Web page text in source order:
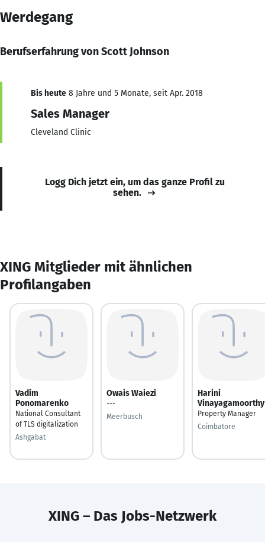
Werdegang
Berufserfahrung von Scott Johnson
Bis heute 8 Jahre und 5 Monate, seit Apr. 2018
Sales Manager
Cleveland Clinic
Logg Dich jetzt ein, um das ganze Profil zu
sehen.
XING Mitglieder mit ähnlichen
Profilangaben
Vadim
Ponomarenko
National Consultant
of TLS digitalization
Ashgabat
Owais Waiezi
---
Meerbusch
Harini
Vinayagamoorthy
Property Manager
Coimbatore
XING – Das Jobs-Netzwerk